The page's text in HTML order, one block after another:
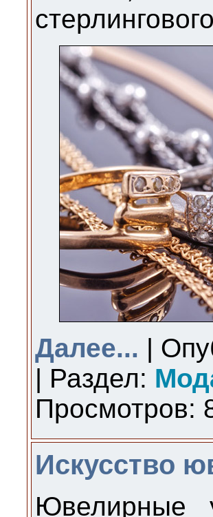
Далее... |
| Раздел:
Просмотров:
Искусство
Ювелирные